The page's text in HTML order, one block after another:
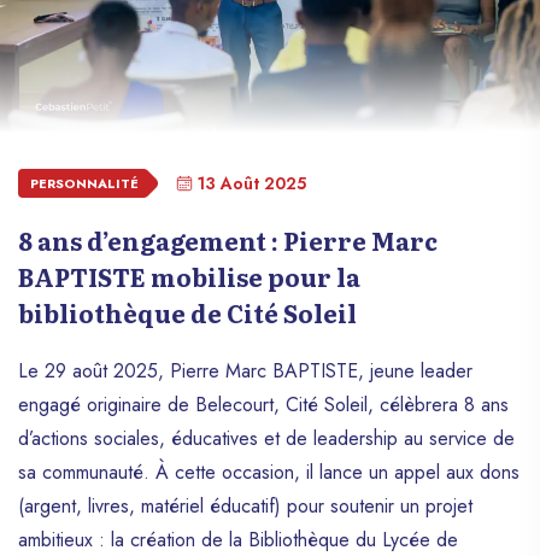
PERSONNALITÉ 13 Août 2025
8 ans d’engagement : Pierre Marc
BAPTISTE mobilise pour la
bibliothèque de Cité Soleil
Le 29 août 2025, Pierre Marc BAPTISTE, jeune leader
engagé originaire de Belecourt, Cité Soleil, célèbrera 8 ans
d’actions sociales, éducatives et de leadership au service de
sa communauté. À cette occasion, il lance un appel aux dons
(argent, livres, matériel éducatif) pour soutenir un projet
ambitieux : la création de la Bibliothèque du Lycée de